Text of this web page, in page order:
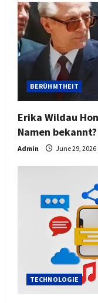
BERÜHMTHEIT
Erika Wildau
Namen bekannt?
Admin June 29, 2026
TECHNOLOGIE